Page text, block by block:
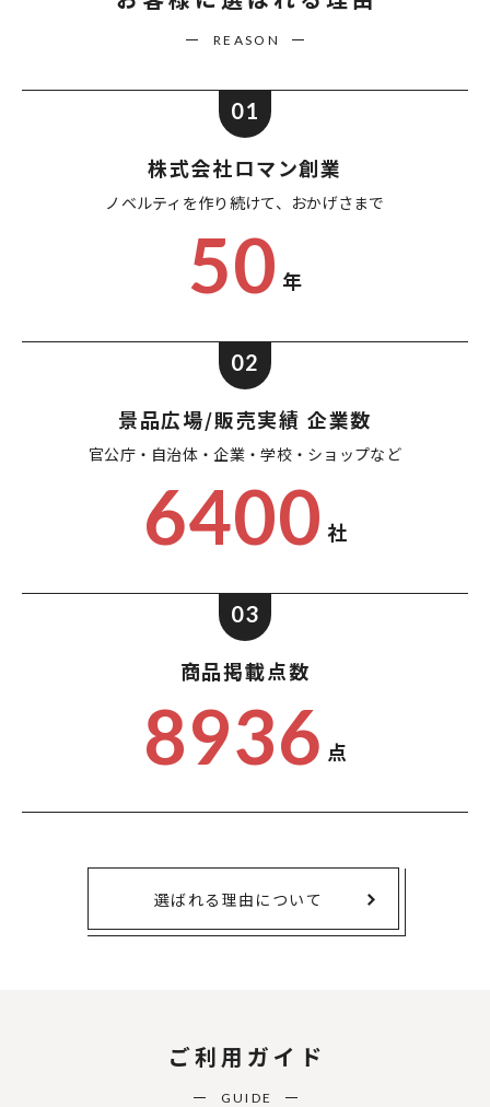
REASON
01
株式会社ロマン創業
ノベルティを作り続けて、 おかげさまで
50 年
02
景品広場/販売実績 企業数
官公庁・自治体・企業・学校・ショップなど
6400 社
03
商品掲載点数
8936 点
選ばれる理由について
ご利用ガイド
GUIDE